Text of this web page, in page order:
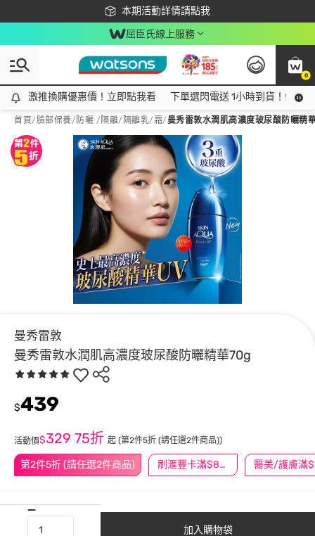
本期活動詳情請點我
下載app最高回饋$350
屈臣氏線上服務
0
激推換購優惠價！立即點我看
激推換購優惠價！立即點我看 下單選閃電送 1小時到貨！領神
首頁/臉部保養/ 防曬 /隔離/ 隔離乳/霜/曼秀雷敦水潤肌高濃度玻尿酸防曬精
曼秀雷敦
曼秀雷敦水潤肌高濃度玻尿酸防曬精華70g
第2件5折 (請任選2件商品) 刷滙豐卡滿$888送3萬點
$439
活動價$329 75折 起 (第2件5折 (請任選2件商品))
加入購物袋